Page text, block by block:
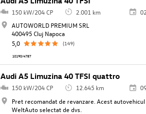
150 kW/204 CP 2.001 km
AUTOWORLD PREMIUM SRL
400495 Cluj Napoca
5,0
(149)
10190/4787
Audi A5 Limuzina 40 TFSI quattro
150 kW/204 CP 12.645 km
Pret recomandat de revanzare. Acest
WeltAuto selectat de dvs.